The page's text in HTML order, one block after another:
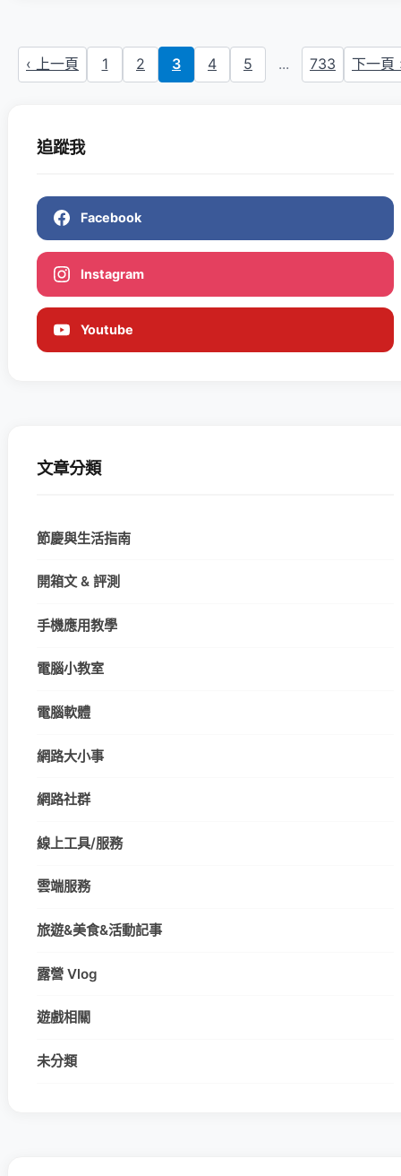
‹ 上一頁 1 2 3 4 5 ... 733 下一頁
追蹤我
Facebook
Instagram
Youtube
文章分類
節慶與生活指南
開箱文 & 評測
手機應用教學
電腦小教室
電腦軟體
網路大小事
網路社群
線上工具/服務
雲端服務
旅遊&美食&活動記事
露營 Vlog
遊戲相關
未分類